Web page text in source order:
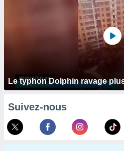
Le typhon Dolphin ravage
Suivez-nous